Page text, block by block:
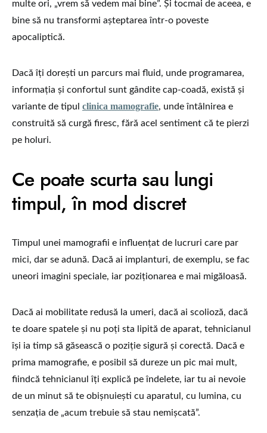
multe ori, „vrem să vedem mai bine”. Și tocmai de aceea, e
bine să nu transformi așteptarea într-o poveste
apocaliptică.
Dacă îți dorești un parcurs mai fluid, unde programarea,
informația și confortul sunt gândite cap-coadă, există și
variante de tipul clinica mamografie, unde întâlnirea e
construită să curgă firesc, fără acel sentiment că te pierzi
pe holuri.
Ce poate scurta sau lungi
timpul, în mod discret
Timpul unei mamografii e influențat de lucruri care par
mici, dar se adună. Dacă ai implanturi, de exemplu, se fac
uneori imagini speciale, iar poziționarea e mai migăloasă.
Dacă ai mobilitate redusă la umeri, dacă ai scolioză, dacă
te doare spatele și nu poți sta lipită de aparat, tehnicianul
își ia timp să găsească o poziție sigură și corectă. Dacă e
prima mamografie, e posibil să dureze un pic mai mult,
fiindcă tehnicianul îți explică pe îndelete, iar tu ai nevoie
de un minut să te obișnuiești cu aparatul, cu lumina, cu
senzația de „acum trebuie să stau nemișcată”.